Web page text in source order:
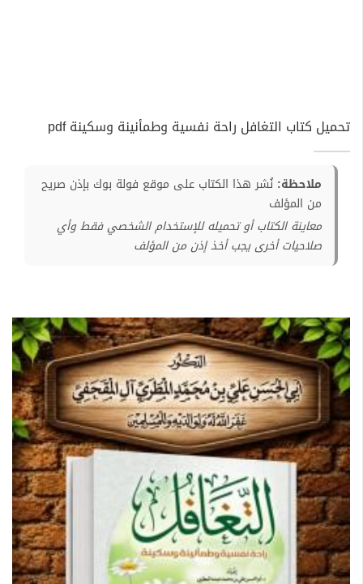
تحميل كتاب التغافل راحة نفسية وطمأنينة وسكينة pdf
ملاحظة: نُشر هذا الكتاب على موقع فولة بوك بإذن صريح
من المؤلف
معاينة الكتاب أو تحميله للإستخدام الشخصي فقط وأي
صلاحيات أخرى يجب أخذ إذن من المؤلف